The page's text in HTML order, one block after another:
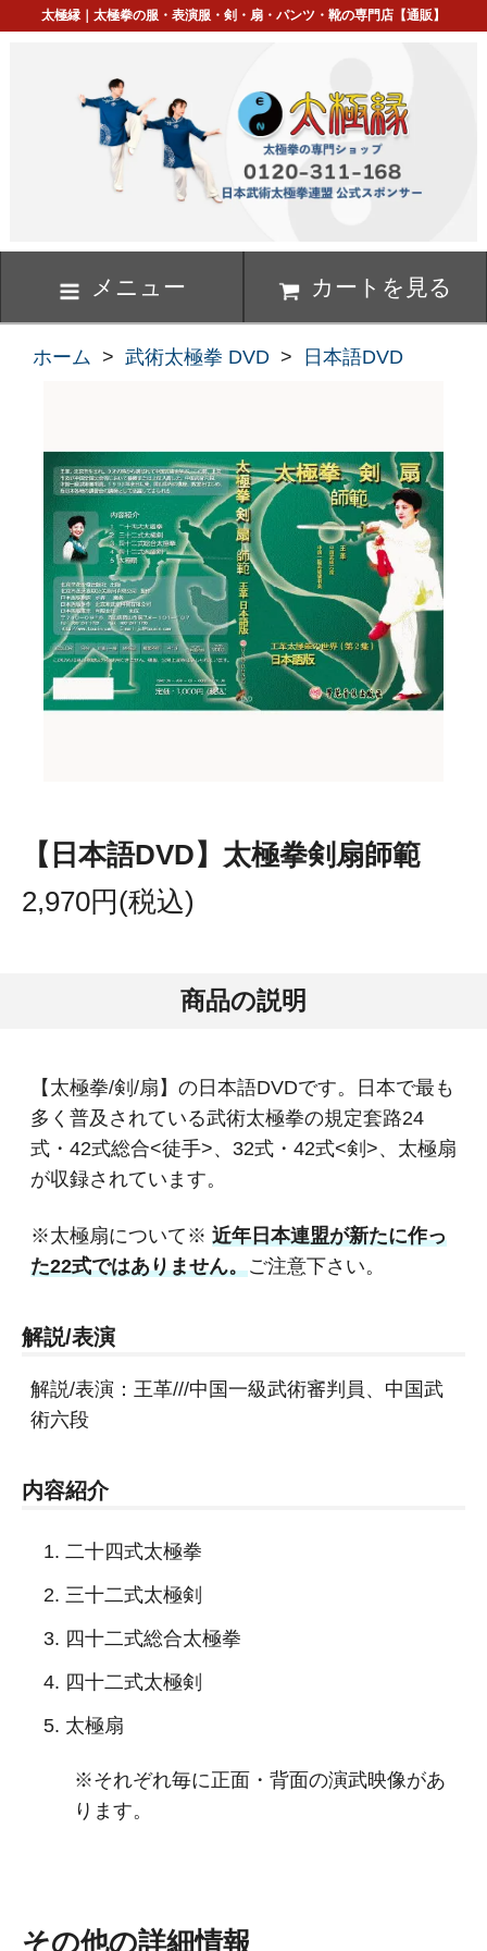
太極縁｜太極拳の服・表演服・剣・扇・パンツ・靴の専門店【通販】
メニュー カートを見る
ホーム > 武術太極拳 DVD > 日本語DVD
【日本語DVD】太極拳剣扇師範
2,970円(税込)
商品の説明
【太極拳/剣/扇】の日本語DVDです。日本で最も
多く普及されている武術太極拳の規定套路24
式・42式総合<徒手>、32式・42式<剣>、太極扇
が収録されています。
※太極扇について※ 近年日本連盟が新たに作っ
た22式ではありません。ご注意下さい。
解説/表演
解説/表演：王革///中国一級武術審判員、中国武
術六段
内容紹介
二十四式太極拳
三十二式太極剣
四十二式総合太極拳
四十二式太極剣
太極扇
※それぞれ毎に正面・背面の演武映像があ
ります。
その他の詳細情報